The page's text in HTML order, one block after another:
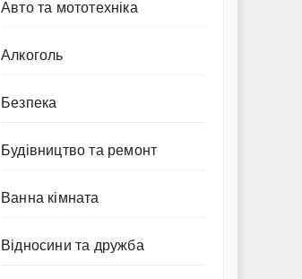
Авто та мототехніка
Алкоголь
Безпека
Будівництво та ремонт
Ванна кімната
Відносини та дружба